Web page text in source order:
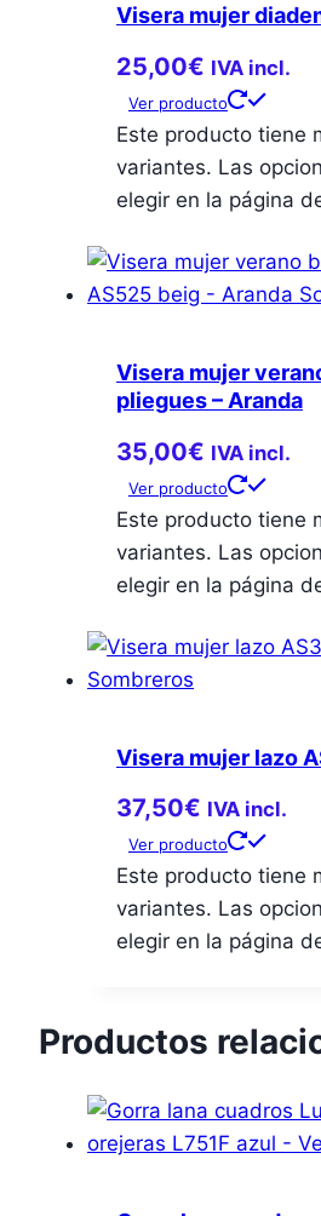
Visera mujer
25,00€ IVA incl.
Ver producto
Este producto tiene
variantes. Las
elegir en la página
Visera mujer
pliegues – Aranda
35,00€ IVA incl.
Ver producto
Este producto tiene
variantes. Las
elegir en la página
Visera mujer lazo
37,50€ IVA incl.
Ver producto
Este producto tiene
variantes. Las
elegir en la página
Productos